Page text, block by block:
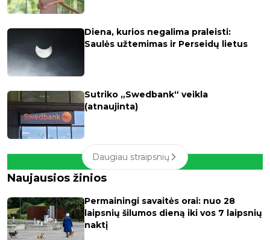
Diena, kurios negalima praleisti:
Saulės užtemimas ir Perseidų lietus
Sutriko „Swedbank“ veikla
(atnaujinta)
Daugiau straipsnių
Naujausios žinios
Permainingi savaitės orai: nuo 28
laipsnių šilumos dieną iki vos 7 laipsnių
naktį